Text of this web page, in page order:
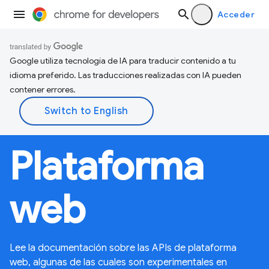
Acceder
Google utiliza tecnología de IA para traducir contenido a tu
idioma preferido. Las traducciones realizadas con IA pueden
contener errores.
Plataforma
web
Lee la documentación sobre las APIs de plataforma
web, algunas de las cuales son experimentales en